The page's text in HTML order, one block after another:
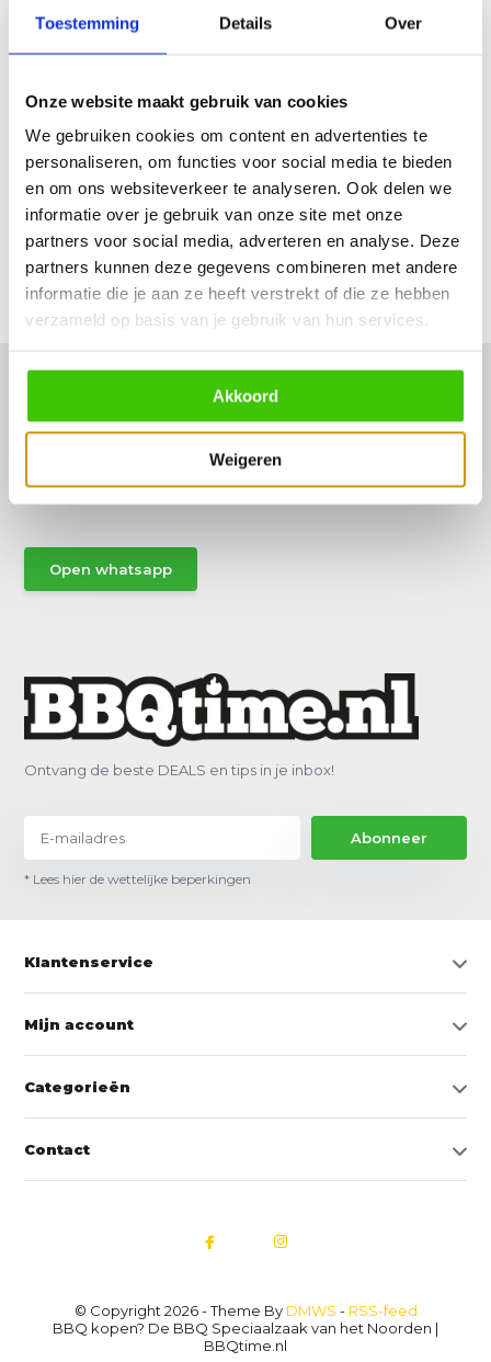
Toestemming Details Over
Onze website maakt gebruik van cookies
We gebruiken cookies om content en advertenties te
personaliseren, om functies voor social media te bieden
en om ons websiteverkeer te analyseren. Ook delen we
informatie over je gebruik van onze site met onze
partners voor social media, adverteren en analyse. Deze
partners kunnen deze gegevens combineren met andere
informatie die je aan ze heeft verstrekt of die ze hebben
verzameld op basis van je gebruik van hun services.
Akkoord
Weigeren
Productomschrijving
Specificaties
Reviews
Delen
Hulp of advies nodig?
Vraag het een van onze specialisten!
Stuur gemakkelijk een Whatsapp.
Open whatsapp
Ontvang de beste DEALS en tips in je inbox!
Abonneer
* Lees hier de wettelijke beperkingen
Klantenservice
Mijn account
Categorieën
Contact
© Copyright 2026 - Theme By DMWS - RSS-feed
BBQ kopen? De BBQ Speciaalzaak van het Noorden |
BBQtime.nl